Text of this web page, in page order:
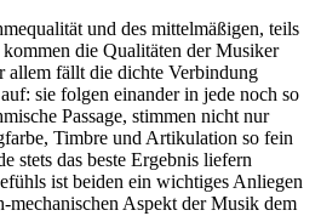
und des mittelmäßigen, teils
die Qualitäten der Musiker
allem fällt die dichte Verbindung
sie folgen einander in jede noch so
Passage, stimmen nicht nur
Timbre und Artikulation so fein
stets das beste Ergebnis liefern
ist beiden ein wichtiges Anliegen
mechanischen Aspekt der Musik dem